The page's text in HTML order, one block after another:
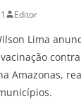
Editor
Lima
Amazonas,